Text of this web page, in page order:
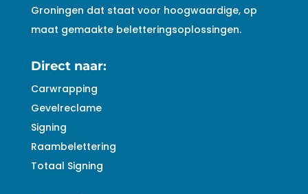
Groningen dat staat voor hoogwaardige, op
maat gemaakte beletteringsoplossingen.
Direct naar:
Carwrapping
Gevelreclame
Signing
Raambelettering
Totaal Signing